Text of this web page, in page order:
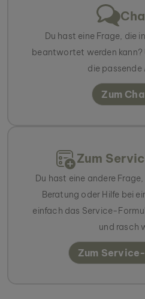
Du hast eine Frage, die
beantwortet werden
die
Zum
Zum
Du hast eine andere
Beratung oder Hilfe bei
einfach das Service-
und rasch
Zum